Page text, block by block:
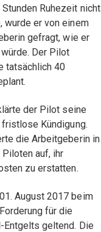
Ruhezeit nicht
wurde er von einem
gefragt, wie er
Der Pilot
tatsächlich 40
der Pilot seine
Kündigung.
die Arbeitgeberin in
auf, ihr
zu erstatten.
August 2017 beim
für die
geltend. Die